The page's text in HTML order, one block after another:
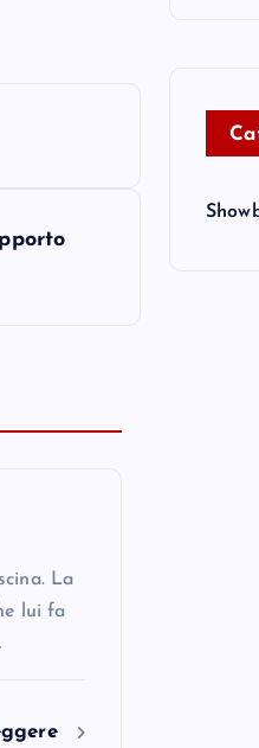
La
lui fa
C